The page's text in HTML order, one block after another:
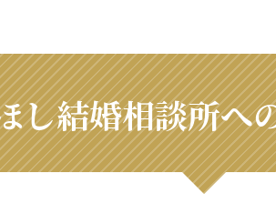
し結婚相談所へ